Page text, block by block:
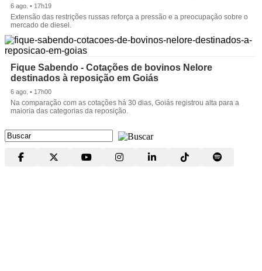
6 ago. • 17h19
Extensão das restrições russas reforça a pressão e a preocupação sobre o
mercado de diesel.
Fique Sabendo - Cotações de bovinos Nelore
destinados à reposição em Goiás
6 ago. • 17h00
Na comparação com as cotações há 30 dias, Goiás registrou alta para a
maioria das categorias da reposição.